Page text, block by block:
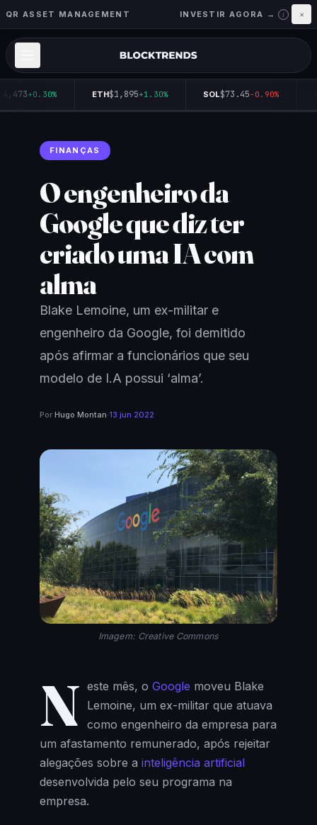
QR ASSET MANAGEMENT INVESTIR AGORA → i ×
+0.30% ETH$1,895+1.30% SOL$73.45-0.90%
FINANÇAS
O engenheiro da
Google que diz ter
criado uma IA com
alma
Blake Lemoine, um ex-militar e
engenheiro da Google, foi demitido
após afirmar a funcionários que seu
modelo de I.A possui ‘alma’.
Por Hugo Montan·13 jun 2022
Imagem: Creative Commons
N este mês, o Google moveu Blake
Lemoine, um ex-militar que atuava
como engenheiro da empresa para
um afastamento remunerado, após rejeitar
alegações sobre a inteligência artificial
desenvolvida pelo seu programa na
empresa.